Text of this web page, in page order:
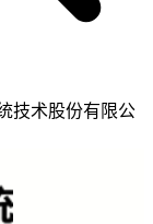
技术股份有限公